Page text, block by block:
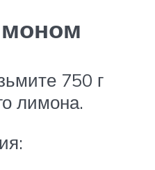
750 г
лимона.